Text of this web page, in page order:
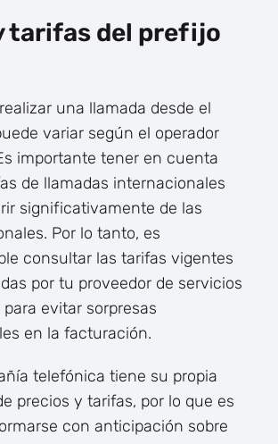
tarifas del prefijo
una llamada desde el
variar según el operador
importante tener en cuenta
de llamadas internacionales
significativamente de las
Por lo tanto, es
consultar las tarifas vigentes
por tu proveedor de servicios
evitar sorpresas
en la facturación.
telefónica tiene su propia
precios y tarifas, por lo que es
con anticipación sobre